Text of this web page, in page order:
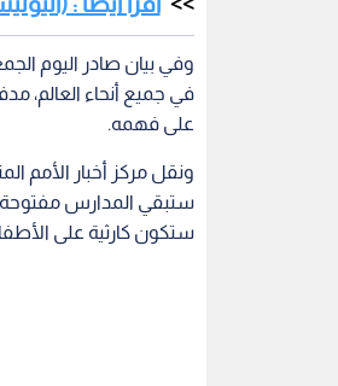
في جميع أنحاء العالم،
على فهمه.
ونقل مركز أخبار الأمم
ستبقي المدارس
ستكون كارثية على